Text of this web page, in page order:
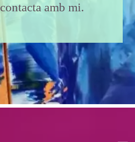
contacta amb mi.